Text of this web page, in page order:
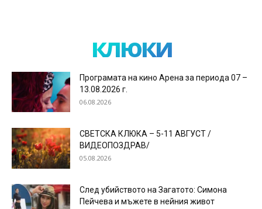
клюки
Програмата на кино Арена за периода 07 –
13.08.2026 г.
06.08.2026
СВЕТСКА КЛЮКА – 5-11 АВГУСТ /
ВИДЕОПОЗДРАВ/
05.08.2026
След убийството на Загатото: Симона
Пейчева и мъжете в нейния живот